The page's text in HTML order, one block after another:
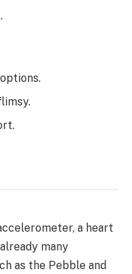
a heart
many
as the Pebble and